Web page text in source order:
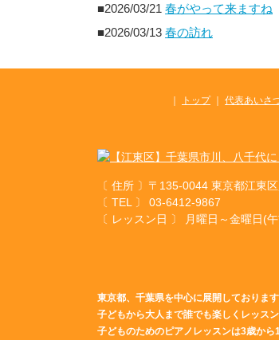
■2026/03/21 春がやって来ますね
■2026/03/13 春の訪れ
トップ｜ 代表あいさ
〔 住所 〕〒135-0044 東京都江東
〔 TEL 〕 03-6412-9867
〔 レッスン日 〕 月曜日～金曜日(
東京都、千葉県を中心に展開しておりま
子どもから大人まで誰でも楽しくレッス
子どものためのピアノレッスンは3歳か